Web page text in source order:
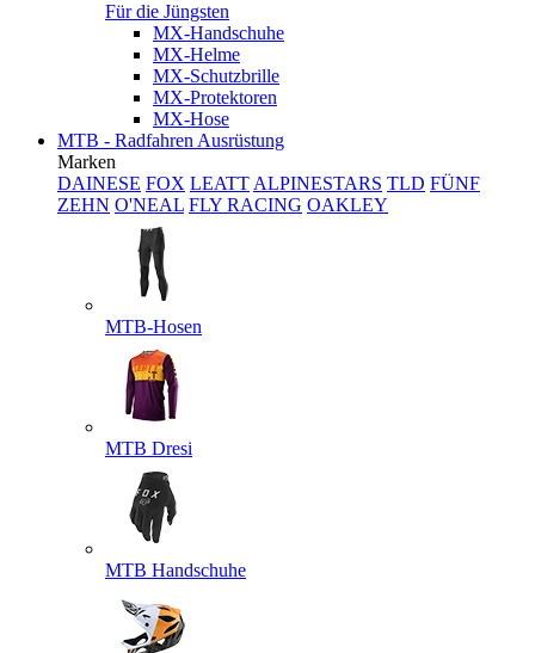
Für die Jüngsten
MX-Handschuhe
MX-Helme
MX-Schutzbrille
MX-Protektoren
MX-Hose
MTB - Radfahren Ausrüstung
Marken
DAINESE FOX LEATT ALPINESTARS TLD FÜNF
ZEHN O'NEAL FLY RACING OAKLEY
MTB-Hosen
MTB Dresi
MTB Handschuhe